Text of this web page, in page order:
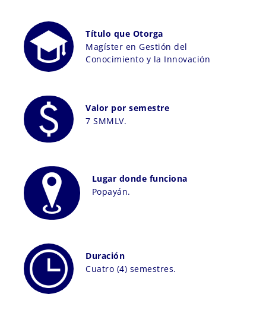
Título que Otorga
Magíster en Gestión del
Conocimiento y la Innovación
Valor por semestre
7 SMMLV.
Lugar donde funciona
Popayán.
Duración
Cuatro (4) semestres.